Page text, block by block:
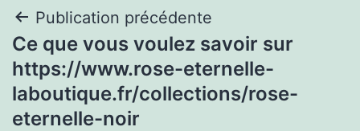
Navigation
de
l’article
Publication précédente
Ce que vous voulez savoir sur
https://www.rose-eternelle-
laboutique.fr/collections/rose-
eternelle-noir